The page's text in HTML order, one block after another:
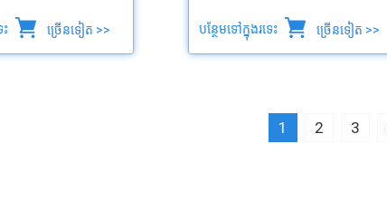
ះ ច្រើនទៀត >> បន្ថែមទៅក្នុងរទេះ ច្រើនទៀត >>
1 2 3